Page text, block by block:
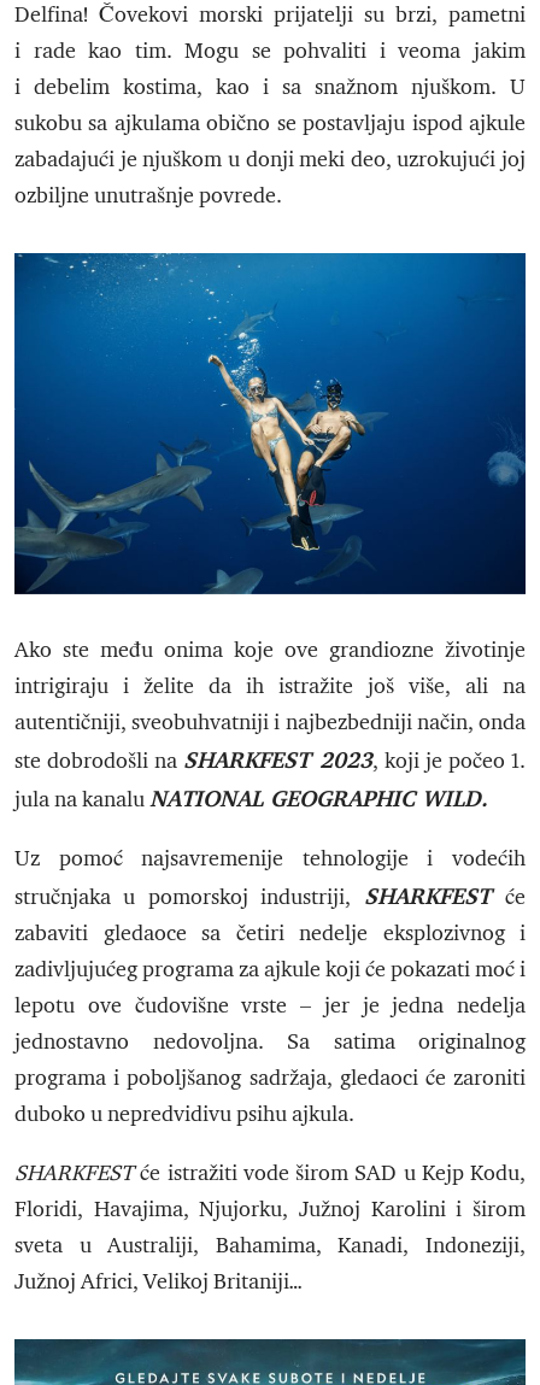
Delfina! Čovekovi morski prijatelji su brzi, pametni
i rade kao tim. Mogu se pohvaliti i veoma jakim
i debelim kostima, kao i sa snažnom njuškom. U
sukobu sa ajkulama obično se postavljaju ispod ajkule
zabadajući je njuškom u donji meki deo, uzrokujući joj
ozbiljne unutrašnje povrede.
Ako ste među onima koje ove grandiozne životinje
intrigiraju i želite da ih istražite još više, ali na
autentičniji, sveobuhvatniji i najbezbedniji način, onda
ste dobrodošli na SHARKFEST 2023, koji je počeo 1.
jula na kanaluNATIONAL GEOGRAPHIC WILD.
Uz pomoć najsavremenije tehnologije i vodećih
stručnjaka u pomorskoj industriji, SHARKFESTće
zabaviti gledaoce sa četiri nedelje eksplozivnog i
zadivljujućeg programa za ajkule koji će pokazati moć i
lepotu ove čudovišne vrste – jer je jedna nedelja
jednostavno nedovoljna. Sa satima originalnog
programa i poboljšanog sadržaja, gledaoci će zaroniti
duboko u nepredvidivu psihu ajkula.
SHARKFESTće istražiti vode širom SAD u Kejp Kodu,
Floridi, Havajima, Njujorku, Južnoj Karolini i širom
sveta u Australiji, Bahamima, Kanadi, Indoneziji,
Južnoj Africi, Velikoj Britaniji…